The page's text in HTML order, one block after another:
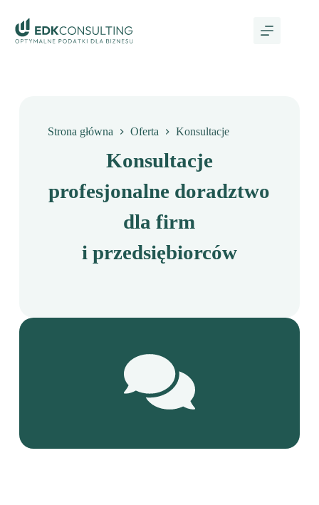
Strona główna Oferta Konsultacje
Konsultacje
profesjonalne doradztwo
dla firm
i przedsiębiorców